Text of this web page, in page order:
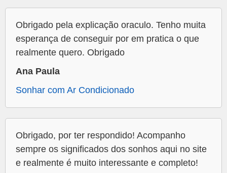
Obrigado pela explicação oraculo. Tenho muita
esperança de conseguir por em pratica o que
realmente quero. Obrigado
Ana Paula
Sonhar com Ar Condicionado
Obrigado, por ter respondido! Acompanho
sempre os significados dos sonhos aqui no site
e realmente é muito interessante e completo!